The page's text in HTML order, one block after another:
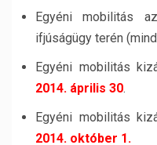
Egyéni mobilitás
ifjúságügy terén
Egyéni mobilitás
2014. április 30.
Egyéni mobilitás
2014. október 1.